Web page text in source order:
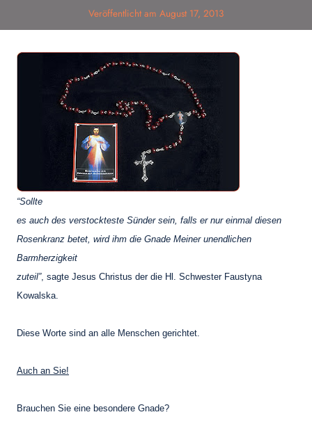
Veröffentlicht am August 17, 2013
“Sollte
es auch des verstockteste Sünder sein, falls er nur einmal diesen
Rosenkranz betet, wird ihm die Gnade Meiner unendlichen
Barmherzigkeit
zuteil”, sagte Jesus Christus der die Hl. Schwester Faustyna
Kowalska.
Diese Worte sind an alle Menschen gerichtet.
Auch an Sie!
Brauchen Sie eine besondere Gnade?